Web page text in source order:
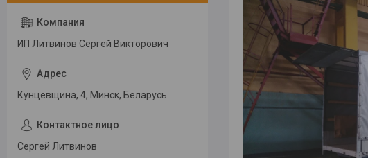
ИП Литвинов Сергей Викторович
Кунцевщина, 4, Минск, Беларусь
Сергей Литвинов